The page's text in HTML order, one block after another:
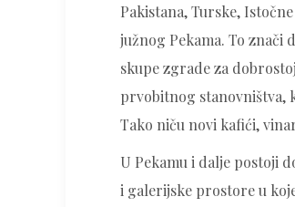
Pakistana, Turske,
južnog Pekama. To znači
skupe zgrade za
prvobitnog stanovništva,
Tako niču novi kafići,
U Pekamu i dalje postoji
i galerijske prostore u